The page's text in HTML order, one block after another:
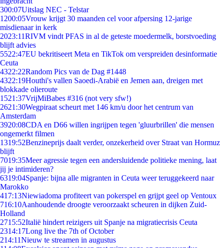
300:07Uitslag NEC - Telstar
1200:05Vrouw krijgt 30 maanden cel voor afpersing 12-jarige
misdienaar in kerk
2023:11RIVM vindt PFAS in al de geteste moedermelk, borstvoeding
blijft advies
5522:47EU bekritiseert Meta en TikTok om verspreiden desinformatie
Ceuta
4322:22Random Pics van de Dag #1448
4322:19Houthi's vallen Saoedi-Arabië en Jemen aan, dreigen met
blokkade olieroute
1521:37VrijMiBabes #316 (not very sfw!)
2621:30Wegpiraat scheurt met 146 km/u door het centrum van
Amsterdam
3920:08CDA en D66 willen ingrijpen tegen 'gluurbrillen' die mensen
ongemerkt filmen
1319:52Benzineprijs daalt verder, onzekerheid over Straat van Hormuz
blijft
7019:35Meer agressie tegen een andersluidende politieke mening, laat
jij je intimideren?
6319:04Spanje: bijna alle migranten in Ceuta weer teruggekeerd naar
Marokko
417:13Niewiadoma profiteert van pokerspel en grijpt geel op Ventoux
716:10Aanhoudende droogte veroorzaakt scheuren in dijken Zuid-
Holland
2715:52Italië hindert reizigers uit Spanje na migratiecrisis Ceuta
2314:17Long live the 7th of October
214:11Nieuw te streamen in augustus